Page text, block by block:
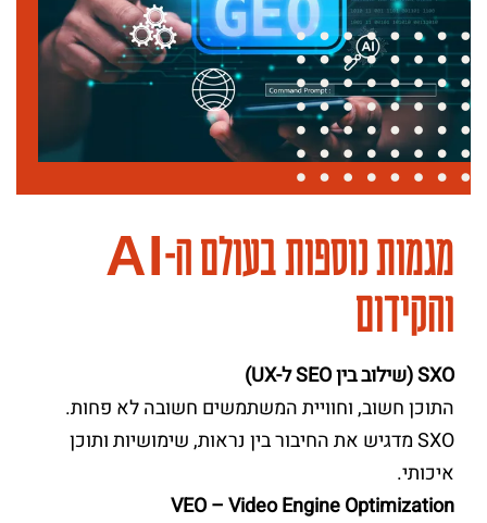
מגמות נוספות בעולם ה-AI
והקידום
SXO (שילוב בין SEO ל-UX)
התוכן חשוב, וחוויית המשתמשים חשובה לא פחות.
SXO מדגיש את החיבור בין נראות, שימושיות ותוכן
איכותי.
VEO – Video Engine Optimization